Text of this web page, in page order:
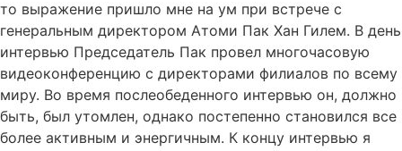
то выражение пришло мне на ум при встрече с
генеральным директором Атоми Пак Хан Гилем. В день
интервью Председатель Пак провел многочасовую
видеоконференцию с директорами филиалов по всему
миру. Во время послеобеденного интервью он, должно
быть, был утомлен, однако постепенно становился все
более активным и энергичным. К концу интервью я